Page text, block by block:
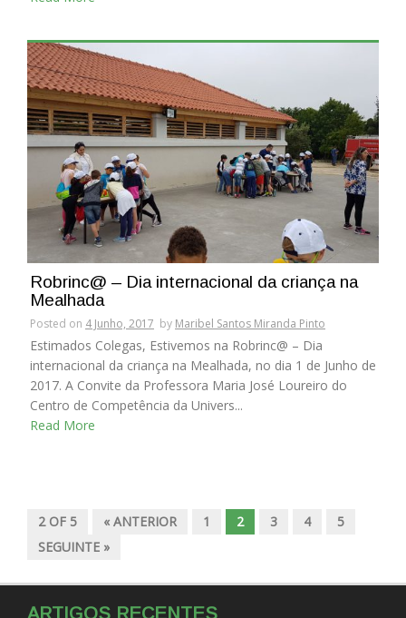
Robrinc@ – Dia internacional da criança na
Mealhada
Posted on 4 Junho, 2017 by Maribel Santos Miranda Pinto
Estimados Colegas, Estivemos na Robrinc@ – Dia
internacional da criança na Mealhada, no dia 1 de Junho de
2017. A Convite da Professora Maria José Loureiro do
Centro de Competência da Univers...
Read More
2 OF 5 « ANTERIOR 1 2 3 4
5
SEGUINTE »
ARTIGOS RECENTES